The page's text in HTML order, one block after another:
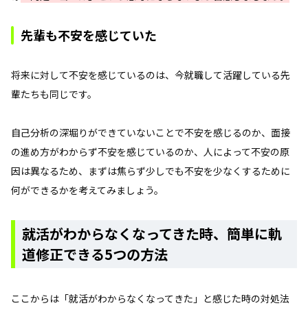
先輩も不安を感じていた
将来に対して不安を感じているのは、今就職して活躍している先
輩たちも同じです。
自己分析の深堀りができていないことで不安を感じるのか、面接
の進め方がわからず不安を感じているのか、人によって不安の原
因は異なるため、まずは焦らず少しでも不安を少なくするために
何ができるかを考えてみましょう。
就活がわからなくなってきた時、簡単に軌
道修正できる5つの方法
ここからは「就活がわからなくなってきた」と感じた時の対処法